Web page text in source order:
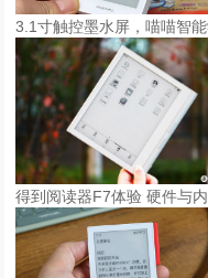
3.1寸触控墨水屏，喵喵智
得到阅读器F7体验 硬件与